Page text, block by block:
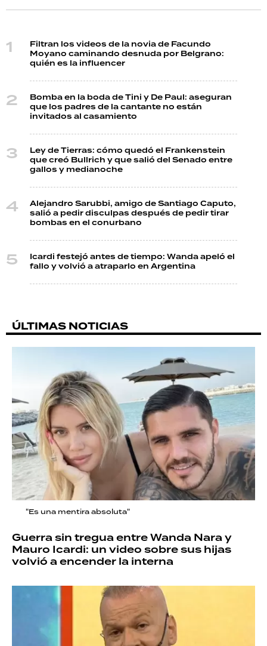
Filtran los videos de la novia de Facundo
Moyano caminando desnuda por Belgrano:
quién es la influencer
Bomba en la boda de Tini y De Paul: aseguran
que los padres de la cantante no están
invitados al casamiento
Ley de Tierras: cómo quedó el Frankenstein
que creó Bullrich y que salió del Senado entre
gallos y medianoche
Alejandro Sarubbi, amigo de Santiago Caputo,
salió a pedir disculpas después de pedir tirar
bombas en el conurbano
Icardi festejó antes de tiempo: Wanda apeló el
fallo y volvió a atraparlo en Argentina
ÚLTIMAS NOTICIAS
"Es una mentira absoluta"
Guerra sin tregua entre Wanda Nara y
Mauro Icardi: un video sobre sus hijas
volvió a encender la interna